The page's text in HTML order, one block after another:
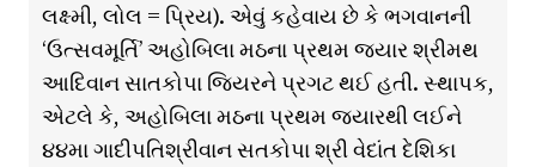
લક્ષ્મી, લોલ = પ્રિય). એવું કહેવાય છે કે ભગવાનની
‘ઉત્સવમૂર્તિ’ અહોબિલા મઠના પ્રથમ જયાર શ્રીમથ
આદિવાન સાતકોપા જિયરને પ્રગટ થઈ હતી. સ્થાપક,
એટલે કે, અહોબિલા મઠના પ્રથમ જયારથી લઈને
૪૪મા ગાદીપતિશ્રીવાન સતકોપા શ્રી વેદાંત દેશિકા